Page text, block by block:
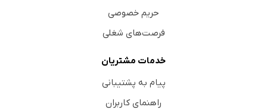
حریم خصوصی
فرصت‌های شغلی
خدمات مشتریان
پیام به پشتیبانی
راهنمای کاربران